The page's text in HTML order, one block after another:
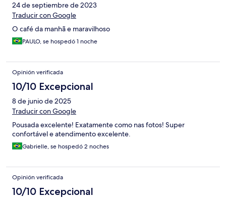
24 de septiembre de 2023
Traducir con Google
O café da manhã e maravilhoso
PAULO, se hospedó 1 noche
Opinión verificada
10/10 Excepcional
8 de junio de 2025
Traducir con Google
Pousada excelente! Exatamente como nas fotos! Super
confortável e atendimento excelente.
Gabrielle, se hospedó 2 noches
Opinión verificada
10/10 Excepcional